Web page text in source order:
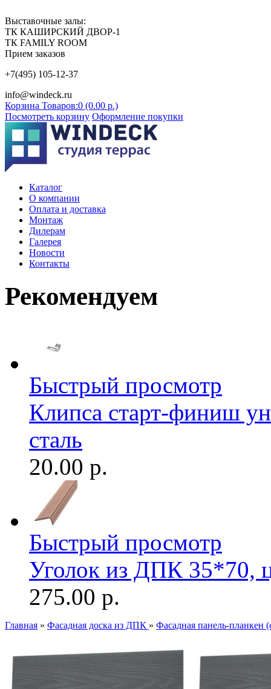
Выставочные залы:
ТК КАШИРСКИЙ ДВОР-1
ТК FAMILY ROOM
Прием заказов
+7(495) 105-12-37
info@windeck.ru
Корзина Товаров:0 (0.00 р.)
Посмотреть корзину Оформление покупки
Каталог
О компании
Оплата и доставка
Монтаж
Дилерам
Галерея
Новости
Контакты
Рекомендуем
Быстрый просмотр
Клипса старт-финиш
сталь
20.00 р.
Быстрый просмотр
Уголок из ДПК 35*70,
275.00 р.
Главная » Фасадная доска из ДПК » Фасадная панель-планкен